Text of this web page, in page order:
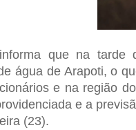
que na tarde
água de Arapoti, o
e na região
e a
(23).